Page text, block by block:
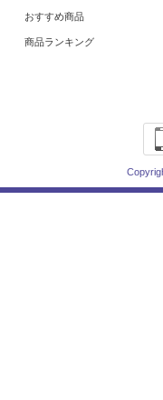
おすすめ商品
商品ランキング